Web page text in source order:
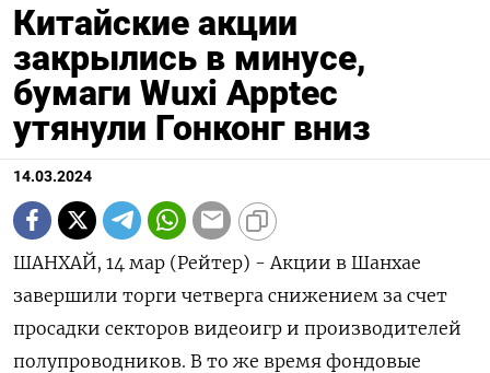
Китайские акции
закрылись в минусе,
бумаги Wuxi Apptec
утянули Гонконг вниз
14.03.2024
ШАНХАЙ, 14 мар (Рейтер) - Акции в Шанхае
завершили торги четверга снижением за счет
просадки секторов видеоигр и производителей
полупроводников. В то же время фондовые